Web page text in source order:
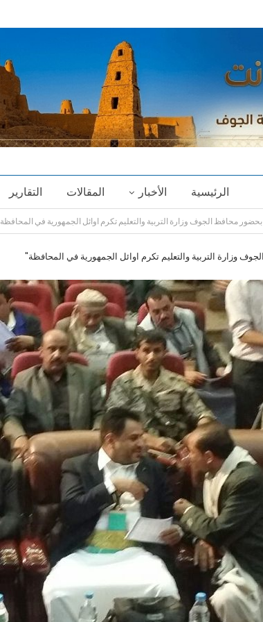
الرئيسية الأخبار المقالات التقارير
بحضور محافظ الجوف وزارة التربية والتعليم تكرم اوائل الجمهورية في المحافظة